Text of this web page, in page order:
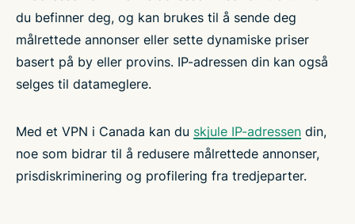
du befinner deg, og kan brukes til å sende deg
målrettede annonser eller sette dynamiske priser
basert på by eller provins. IP-adressen din kan også
selges til datameglere.
Med et VPN i Canada kan du skjule IP-adressen din,
noe som bidrar til å redusere målrettede annonser,
prisdiskriminering og profilering fra tredjeparter.